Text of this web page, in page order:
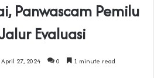
Panwascam Pemilu
Evaluasi
April 27, 2024 0 1 minute read